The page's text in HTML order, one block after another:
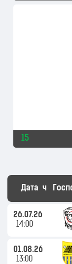
15
Дата час
26.07.26
14:00
01.08.26
13:00